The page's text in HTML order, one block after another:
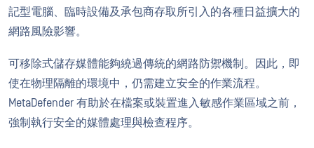
記型電腦、臨時設備及承包商存取所引入的各種日益擴大的
網路風險影響。
可移除式儲存媒體能夠繞過傳統的網路防禦機制。因此，即
使在物理隔離的環境中，仍需建立安全的作業流程。
MetaDefender 有助於在檔案或裝置進入敏感作業區域之前，
強制執行安全的媒體處理與檢查程序。